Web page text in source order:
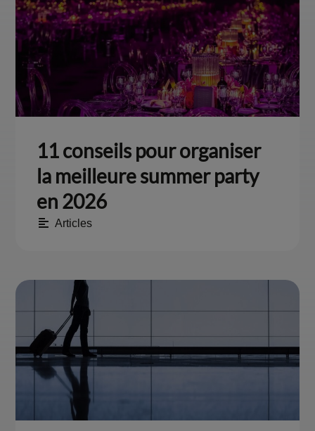
11 conseils pour organiser
la meilleure summer party
en 2026
Articles